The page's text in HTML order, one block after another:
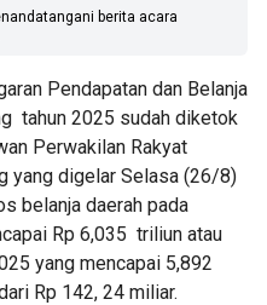
berita acara
Pendapatan dan Belanja
tahun 2025 sudah diketok
Perwakilan Rakyat
yang digelar Selasa (26/8)
belanja daerah pada
Rp 6,035 triliun atau
yang mencapai 5,892
Rp 142, 24 miliar.